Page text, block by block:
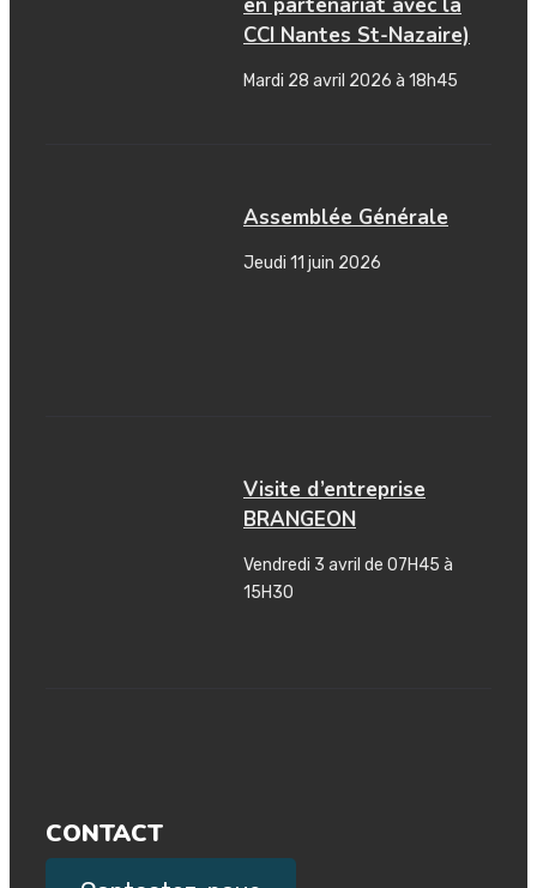
CCI Nantes St-Nazaire)
Mardi 28 avril 2026 à 18h45
Assemblée Générale
Jeudi 11 juin 2026
Visite d’entreprise
BRANGEON
Vendredi 3 avril de 07H45 à
15H30
CONTACT